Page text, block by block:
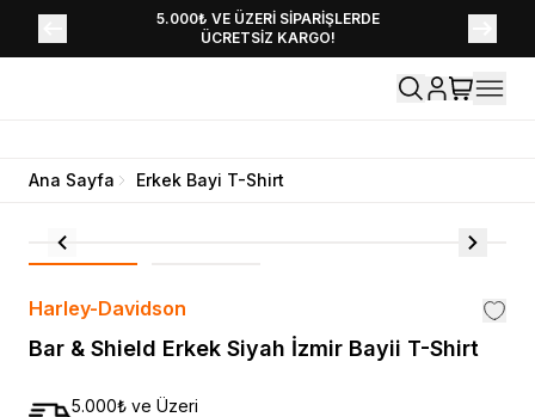
5.000₺ VE ÜZERİ SİPARİŞLERDE
ÜCRETSİZ KARGO!
YENİ SEZON KOLEKSİYONU EKLENDİ,
HEMEN KEŞFET!
Ana Sayfa Erkek Bayi T-Shirt
Harley-Davidson
Bar & Shield Erkek Siyah İzmir Bayii T-Shirt
5.000₺ ve Üzeri